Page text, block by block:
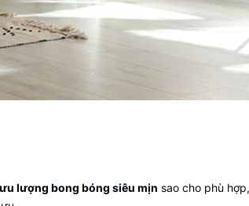
lượng bong bóng siêu mịn sao cho phù